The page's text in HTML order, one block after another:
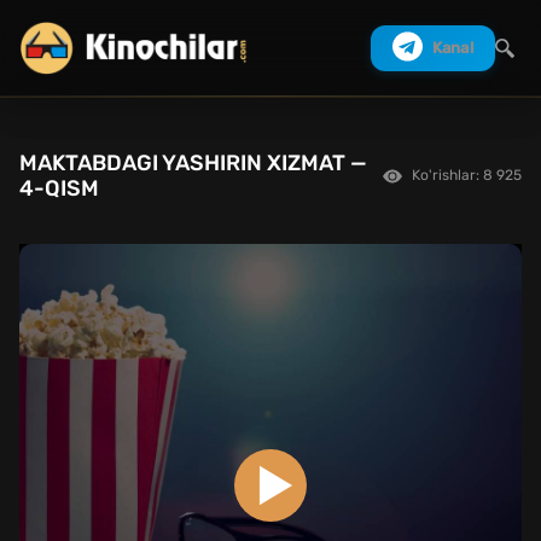
Kanal
Izlash
MAKTABDAGI YASHIRIN XIZMAT —
4-QISM
Ko'rishlar: 8 925